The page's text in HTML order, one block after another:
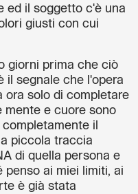
ed il soggetto c'è una
giusti con cui
giorni prima che ciò
il segnale che l'opera
solo di completare
mente e cuore sono
il
piccola traccia
di quella persona e
ai miei limiti, ai
è già stata